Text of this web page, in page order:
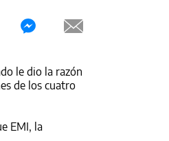
le dio la razón
de los cuatro
EMI, la